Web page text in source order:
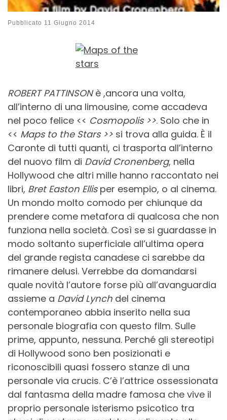
Pubblicato 11 Giugno 2014
ROBERT PATTINSONè ,ancora una volta,
all’interno di una limousine, come accadeva
nel poco felice << Cosmopolis >>. Solo che in
<< Maps to the Stars >> si trova alla guida. È il
Caronte di tutti quanti, ci trasporta all’interno
del nuovo film di David Cronenberg, nella
Hollywood che altri mille hanno raccontato nei
libri, Bret Easton Ellisper esempio, o al cinema.
Un mondo molto comodo per chiunque da
prendere come metafora di qualcosa che non
funziona nella società. Così se si guardasse in
modo soltanto superficiale all’ultima opera
del grande regista canadese ci sarebbe da
rimanere delusi. Verrebbe da domandarsi
quale novità l’autore forse più all’avanguardia
assieme a David Lynch del cinema
contemporaneo abbia inserito nella sua
personale biografia con questo film. Sulle
prime, appunto, nessuna. Perché gli stereotipi
di Hollywood sono ben posizionati e
riconoscibili quasi fossero stanze di una
personale via crucis. C’è l’attrice ossessionata
dal fantasma della madre famosa che vive il
proprio personale isterismo psicotico tra